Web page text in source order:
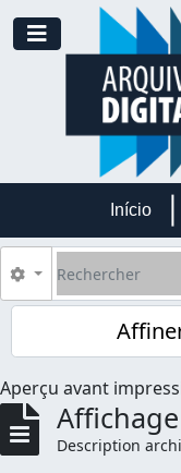
Skip to main content
Toggle
Início
Rechercher
Search options
Aperçu avant
Description